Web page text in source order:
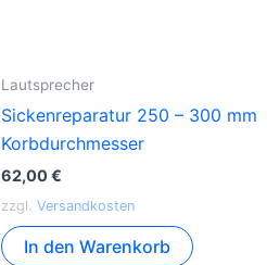
Lautsprecher
Sickenreparatur 250 – 300 mm
Korbdurchmesser
62,00€
zzgl. Versandkosten
In den Warenkorb